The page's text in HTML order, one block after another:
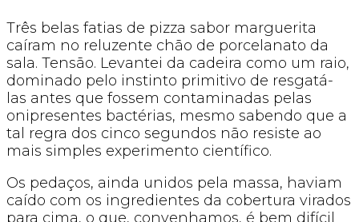
Três belas fatias de pizza sabor marguerita
caíram no reluzente chão de porcelanato da
sala. Tensão. Levantei da cadeira como um raio,
dominado pelo instinto primitivo de resgatá-
las antes que fossem contaminadas pelas
onipresentes bactérias, mesmo sabendo que a
tal regra dos cinco segundos não resiste ao
mais simples experimento científico.
Os pedaços, ainda unidos pela massa, haviam
caído com os ingredientes da cobertura virados
para cima, o que, convenhamos, é bem difícil